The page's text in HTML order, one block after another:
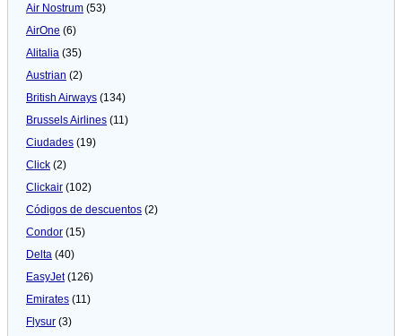
Air Nostrum (53)
AirOne (6)
Alitalia (35)
Austrian (2)
British Airways (134)
Brussels Airlines (11)
Ciudades (19)
Click (2)
Clickair (102)
Códigos de descuentos (2)
Condor (15)
Delta (40)
EasyJet(126)
Emirates (11)
Flysur (3)